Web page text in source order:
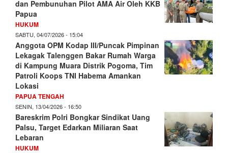
dan Pembunuhan Pilot AMA Air Oleh KKB
Papua
HUKUM
SABTU, 04/07/2026 - 15:04
Anggota OPM Kodap III/Puncak Pimpinan
Lekagak Talenggen Bakar Rumah Warga
di Kampung Muara Distrik Pogoma, Tim
Patroli Koops TNI Habema Amankan
Lokasi
PAPUA TENGAH
SENIN, 13/04/2026 - 16:50
Bareskrim Polri Bongkar Sindikat Uang
Palsu, Target Edarkan Miliaran Saat
Lebaran
HUKUM